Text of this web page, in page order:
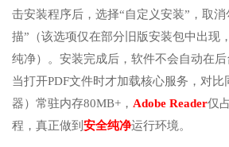
击安装程序后，选择“自定义安装”，取
描”（该选项仅在部分旧版安装包中出现
纯净）。安装完成后，软件不会自动在
当打开PDF文件时才加载核心服务，对
器）常驻内存80MB+， Adobe Reader仅
程，真正做到 安全纯净运行环境。